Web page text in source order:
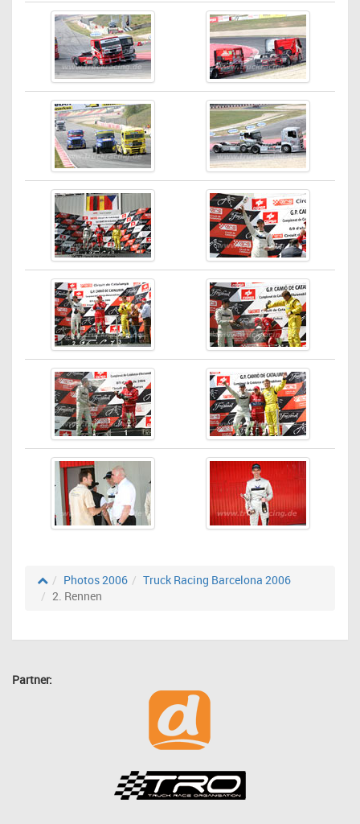
Photos 2006
Truck Racing Barcelona 2006
2. Rennen
Partner: